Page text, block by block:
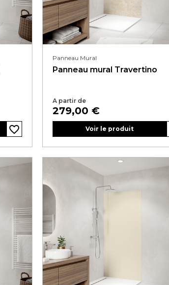
favorite_border
favorite_border
favorite_border
favorite_border
favorite_border
Panneau Mural
Panneau mural Travertino
A partir de
Prix
279,00 €
Voir le produit